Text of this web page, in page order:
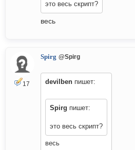
это весь скрипт?
весь
17
Spirg @Spirg
devilben пишет:
Spirg пишет:
это весь скрипт?
весь